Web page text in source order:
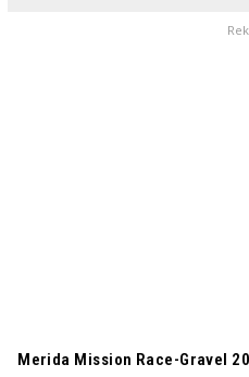
Merida Mission Race-Gravel